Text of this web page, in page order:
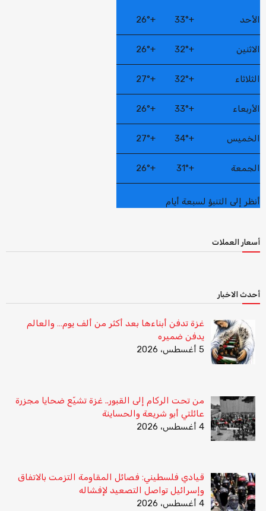
الأحد +
33°
+
26°
الاثنين +
32°
+
26°
الثلاثاء +
32°
+
27°
الأربعاء +
33°
+
26°
الخميس +
34°
+
27°
الجمعة +
31°
+
26°
أنظر إلى التنبؤ لسبعة أيام
أسعار العملات
أحدث الاخبار
غزة تدفن أبناءها بعد أكثر من ألف يوم… والعالم
يدفن ضميره
5 أغسطس، 2026
من تحت الركام إلى القبور.. غزة تشيّع ضحايا مجزرة
عائلتي أبو شريعة والحساينة
4 أغسطس، 2026
قيادي فلسطيني: فصائل المقاومة التزمت بالاتفاق
وإسرائيل تواصل التصعيد لإفشاله
4 أغسطس، 2026